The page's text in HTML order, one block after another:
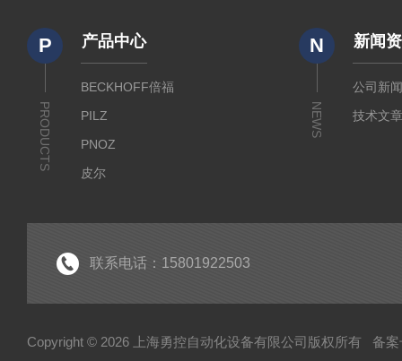
P
PRODUCTS
产品中心
BECKHOFF倍福
PILZ
PNOZ
皮尔
EK
WAGO
N
NEWS
新闻
公司新
技术文
联系电话：15801922503
Copyright © 2026 上海勇控自动化设备有限公司版权所有 备案